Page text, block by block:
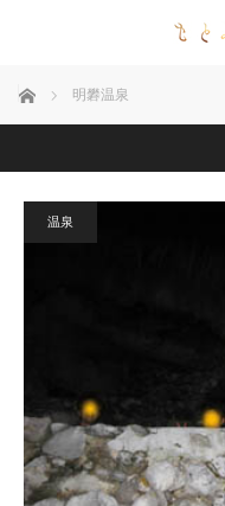
ホーム 明礬温泉
温泉